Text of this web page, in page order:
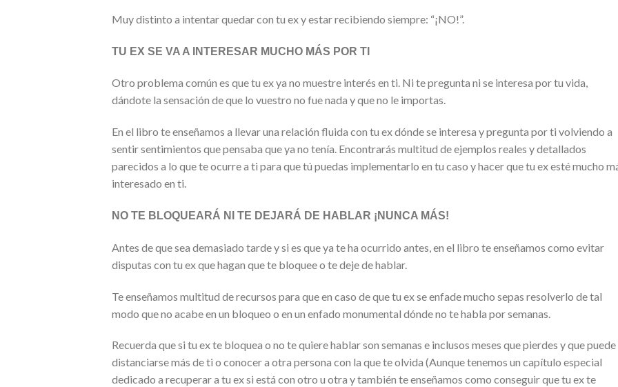
Muy distinto a intentar quedar con tu ex y estar recibiendo siempre: “¡NO!”.
TU EX SE VA A INTERESAR MUCHO MÁS POR TI
Otro problema común es que tu ex ya no muestre interés en ti. Ni te pregunta ni se interesa por tu vida,
dándote la sensación de que lo vuestro no fue nada y que no le importas.
En el libro te enseñamos a llevar una relación fluida con tu ex dónde se interesa y pregunta por ti volviendo a
sentir sentimientos que pensaba que ya no tenía. Encontrarás multitud de ejemplos reales y detallados
parecidos a lo que te ocurre a ti para que tú puedas implementarlo en tu caso y hacer que tu ex esté mucho
interesado en ti.
NO TE BLOQUEARÁ NI TE DEJARÁ DE HABLAR ¡NUNCA MÁS!
Antes de que sea demasiado tarde y si es que ya te ha ocurrido antes, en el libro te enseñamos como evitar
disputas con tu ex que hagan que te bloquee o te deje de hablar.
Te enseñamos multitud de recursos para que en caso de que tu ex se enfade mucho sepas resolverlo de tal
modo que no acabe en un bloqueo o en un enfado monumental dónde no te habla por semanas.
Recuerda que si tu ex te bloquea o no te quiere hablar son semanas e inclusos meses que pierdes y que puede
distanciarse más de ti o conocer a otra persona con la que te olvida (Aunque tenemos un capítulo especial
dedicado a recuperar a tu ex si está con otro u otra y también te enseñamos como conseguir que tu ex te